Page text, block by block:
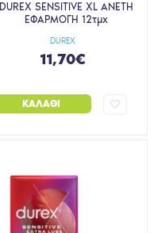
DUREX
DUREX SENSITIVE XL ΑΝΕΤΗ
ΕΦΑΡΜΟΓΗ 12τμχ
11,70€
ΚΑΛΆΘΙ